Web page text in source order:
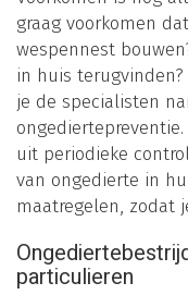
graag voorkomen
wespennest
in huis
je de specialisten
uit periodieke
van ongedierte in
maatregelen, zodat
particulieren